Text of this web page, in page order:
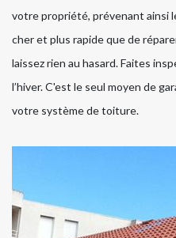
votre propriété, prévenant ainsi
cher et plus rapide que de
laissez rien au hasard. Faites
l’hiver. C'est le seul moyen de
votre système de toiture.